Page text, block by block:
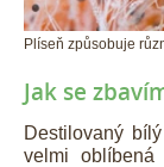
Plíseň způsobuje
Jak se
Destilovaný
velmi oblíbená